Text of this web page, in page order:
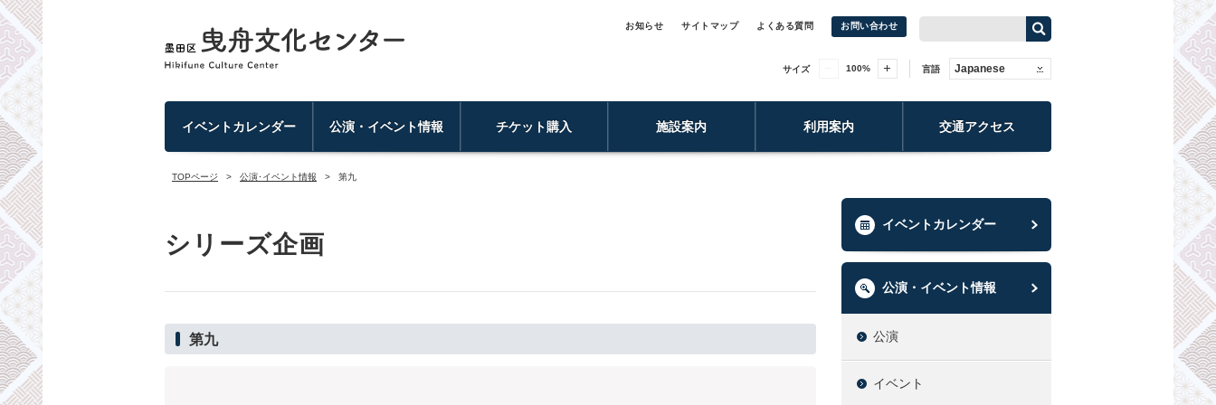
お知らせ サイトマップ よくある質問 お問い合わせ
サイズ 100% 言語 Japanese
イベントカレンダー 公演・イベント情報 チケット購入 施設案内 利用案内 交通アクセス
TOPページ 公演･イベント情報 第九
シリーズ企画
第九
イベントカレンダー
公演・イベント情報
公演
イベント